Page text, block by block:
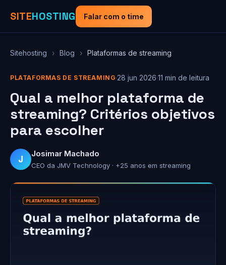
SITEHOSTING Falar com o time
Sitehosting › Blog › Plataformas de streaming
PLATAFORMAS DE STREAMING·28 jun 2026·11 min de leitura
Qual a melhor plataforma de
streaming? Critérios objetivos
para escolher
J
Josimar Machado
CEO da JMV Technology · +25 anos em streaming